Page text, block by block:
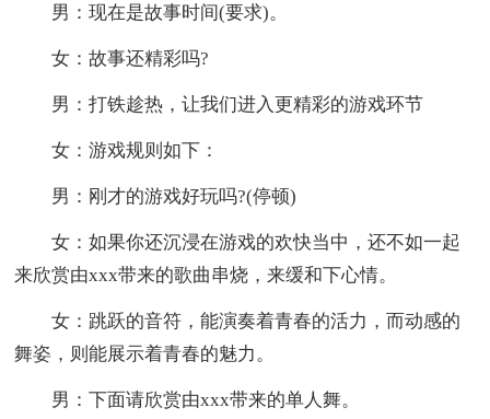
男：现在是故事时间(要求)。
女：故事还精彩吗?
男：打铁趁热，让我们进入更精彩的游戏环节
女：游戏规则如下：
男：刚才的游戏好玩吗?(停顿)
女：如果你还沉浸在游戏的欢快当中，还不如一起
来欣赏由xxx带来的歌曲串烧，来缓和下心情。
女：跳跃的音符，能演奏着青春的活力，而动感的
舞姿，则能展示着青春的魅力。
男：下面请欣赏由xxx带来的单人舞。